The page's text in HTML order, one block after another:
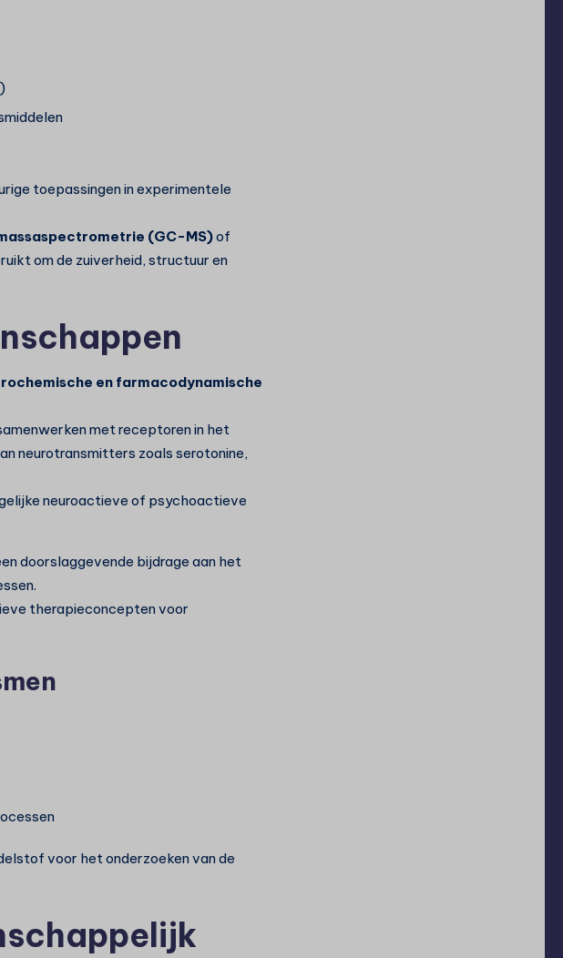
toepassingen in experimentele
(GC-MS)of
om de zuiverheid, structuur en
en farmacodynamische
met receptoren in het
neurotransmitters zoals serotonine,
neuroactieve of psychoactieve
doorslaggevende bijdrage aan het
therapieconcepten voor
voor het onderzoeken van de